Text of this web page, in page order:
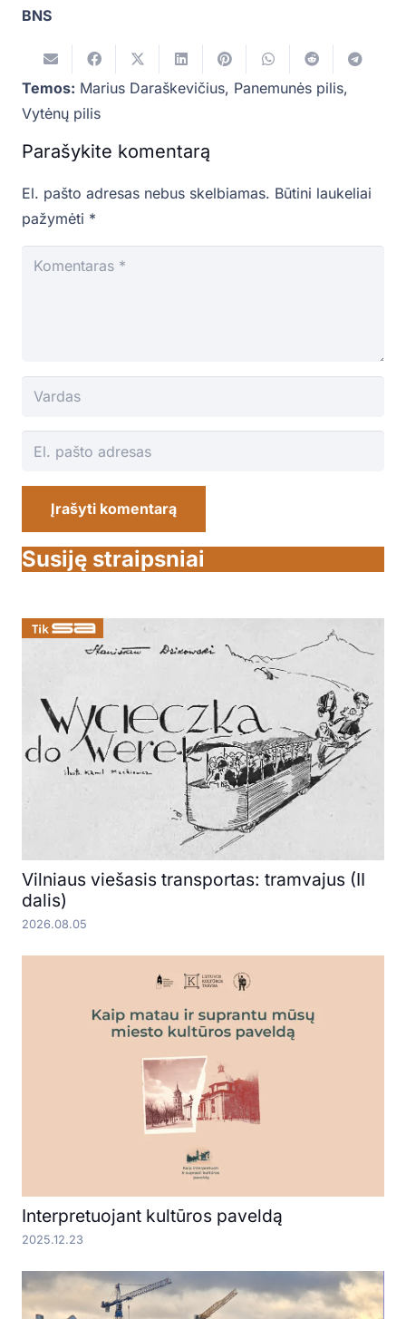
BNS
Temos: Marius Daraškevičius, Panemunės pilis,
Vytėnų pilis
Parašykite komentarą
El. pašto adresas nebus skelbiamas. Būtini laukeliai
pažymėti *
Įrašyti komentarą
Susiję straipsniai
Vilniaus viešasis transportas: tramvajus (II
dalis)
2026.08.05
Interpretuojant kultūros paveldą
2025.12.23